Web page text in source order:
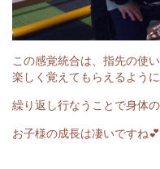
この感覚統合は、指先の使
楽しく覚えてもらえるよう
繰り返し行なうことで身体
お子様の成長は凄いですね